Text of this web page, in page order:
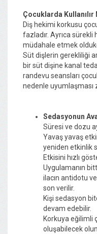
Çocuklarda Kullanılır
Diş hekimi korkusu
fazladır. Ayrıca
müdahale etmek
Süt dişlerin gerekliliği
bir süt dişine kanal
randevu seansları
nedenle uyumlaşması
Sedasyonun
Süresi ve dozu
Yavaş yavaş
yeniden etkinlik
Etkisini hızlı
Uygulamanın
ilacın antidotu
son verilir.
Kişi sedasyon
devam edebilir.
Korkuya eğilimli
oluşabilecek